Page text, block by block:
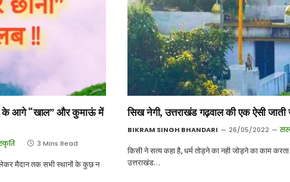
के आगे “खाल” और कुमाऊं में
3 Mins Read
लेकर मैदान तक सभी स्थानों के कुछ न
सिख नेगी, उत्तराखंड गढ़वाल की एक ऐसी जाती
BIKRAM SINGH BHANDARI 26/05/2022
किसी ने सत्य कहा है, धर्म तोड़ने का नही जोड़ने का काम
उत्तराखंड…